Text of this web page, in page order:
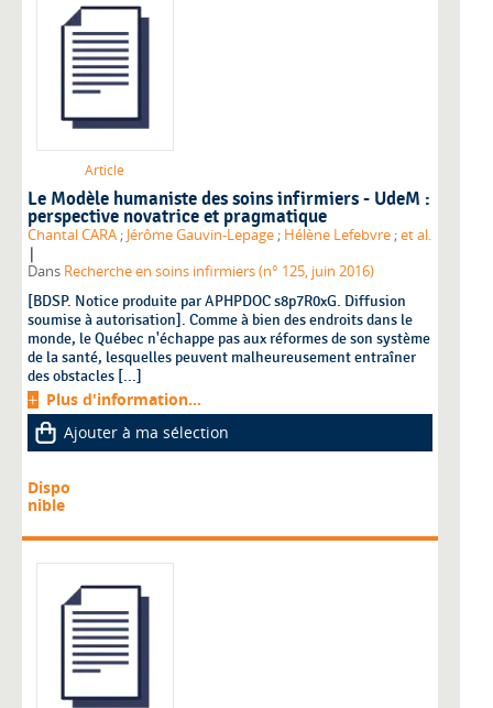
Article
Le Modèle humaniste des soins infirmiers - UdeM :
perspective novatrice et pragmatique
Chantal CARA ; Jérôme Gauvin-Lepage ; Hélène Lefebvre ;et al.
|
Dans Recherche en soins infirmiers (n° 125, juin 2016)
[BDSP. Notice produite par APHPDOC s8p7R0xG. Diffusion
soumise à autorisation]. Comme à bien des endroits dans le
monde, le Québec n'échappe pas aux réformes de son système
de la santé, lesquelles peuvent malheureusement entraîner
des obstacles [...]
Plus d'information...
Ajouter à ma sélection
Dispo
nible